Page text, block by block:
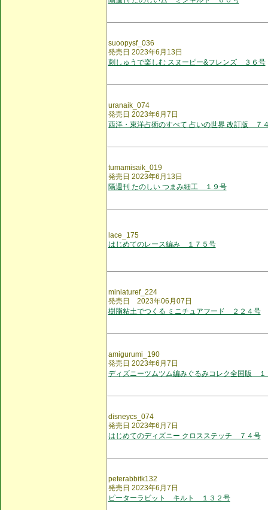
suoopysf_036
発売日 2023年6月13日
刺しゅうで楽しむ スヌーピー&フレンズ ３６号
uranaik_074
発売日 2023年6月7日
西洋・東洋占術のすべて 占いの世界 改訂版 ７
tumamisaik_019
発売日 2023年6月13日
隔週刊 たのしい つまみ細工 １９号
lace_175
はじめてのレース編み １７５号
miniaturef_224
発売日 2023年06月07日
樹脂粘土でつくる ミニチュアフード ２２４号
amigurumi_190
発売日 2023年6月7日
ディズニーツムツム編みぐるみコレク全国版 １
disneycs_074
発売日 2023年6月7日
はじめてのディズニー クロスステッチ ７４号
peterabbitk132
発売日 2023年6月7日
ピーターラビット キルト １３２号